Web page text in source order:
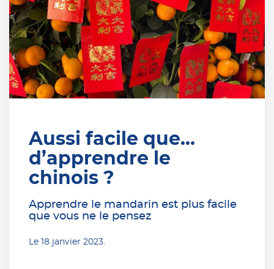
Aussi facile que…
d’apprendre le
chinois ?
Apprendre le mandarin est plus facile
que vous ne le pensez
Le 18 janvier 2023.